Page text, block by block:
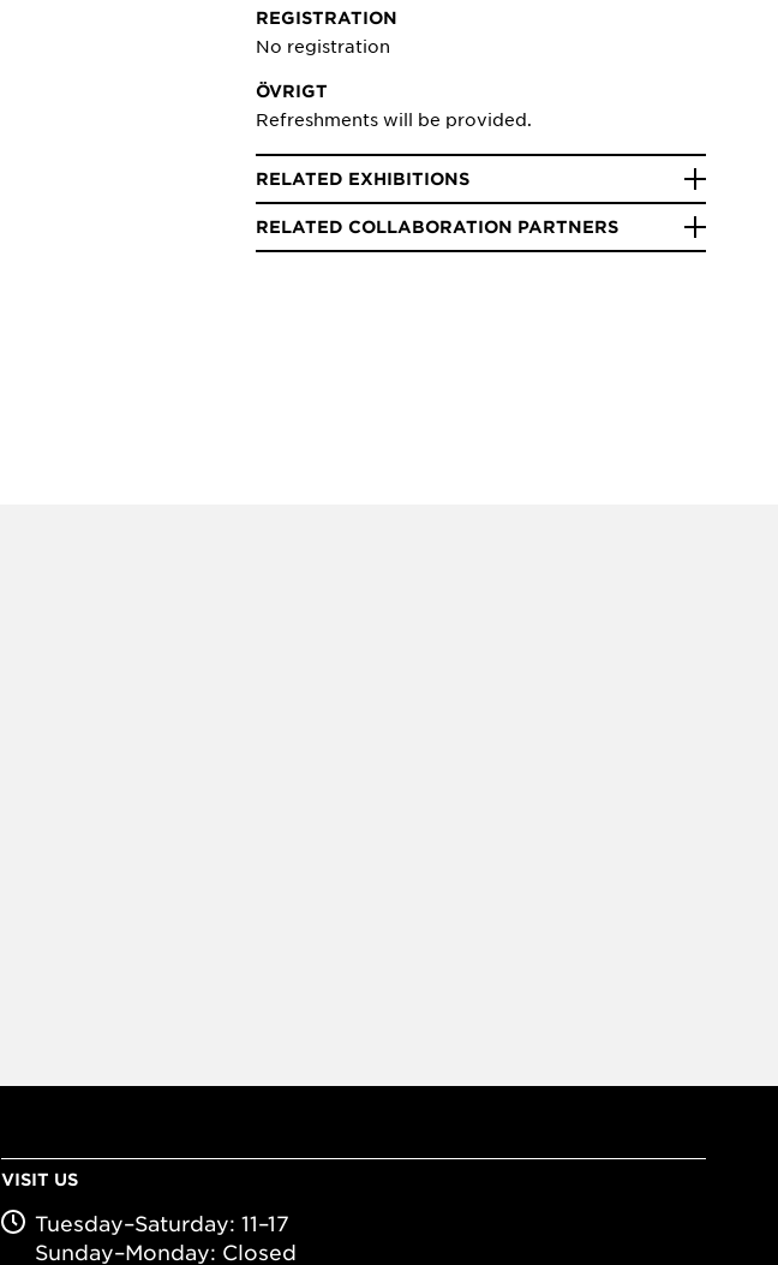
REGISTRATION
No registration
ÖVRIGT
Refreshments will be provided.
RELATED EXHIBITIONS
RELATED COLLABORATION PARTNERS
VISIT US
Tuesday–Saturday: 11–17
Sunday–Monday: Closed